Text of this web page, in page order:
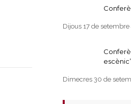
Dijous 17 de
Dimecres 30 de